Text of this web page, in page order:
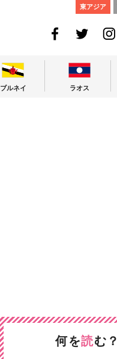
東アジア
ブルネイ ラオス
何を読む？